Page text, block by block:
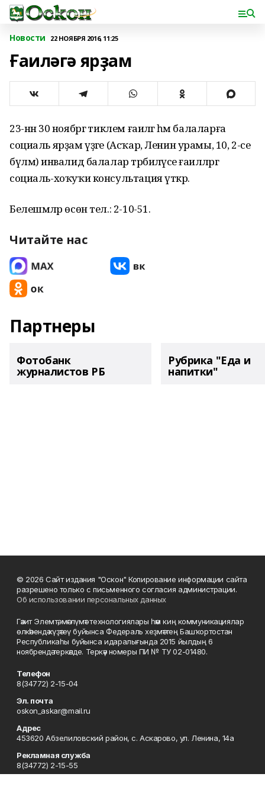
Новости 22 НОЯБРЯ 2016, 11:25
Ғаиләгә ярҙам
23-нән 30 ноябргә тиклем ғаиләгә һәм балаларға
социаль ярҙам үҙәге (Асҡар, Ленин урамы, 10, 2-се
бүлмә) инвалид балалар тәрбиәләүсе ғаиләләргә
социаль-хоҡуҡи консультация үткәрә.
Белешмәләр өсөн тел.: 2-10-51.
Читайте нас
Партнеры
Фотобанк
журналистов РБ
Рубрика "Еда и
напитки"
© 2026 Сайт издания "Оскон" Копирование информации сайта
разрешено только с письменного согласия администрации.
Об использовании персональных данных
Гәзит Элемтә, мәғлүмәт технологиялары һәм киң коммуникациялар
өлкәһендә күҙәтеү буйынса Федераль хеҙмәттең Башҡортостан
Республикаһы буйынса идаралығында 2015 йылдың 6
ноябрендә теркәлде. Теркәү номеры ПИ № ТУ 02-01480.
Телефон
8(34772) 2-15-04
Эл. почта
oskon_askar@mail.ru
Адрес
453620 Абзелиловский район, с. Аскарово, ул. Ленина, 14а
Рекламная служба
8(34772) 2-15-55